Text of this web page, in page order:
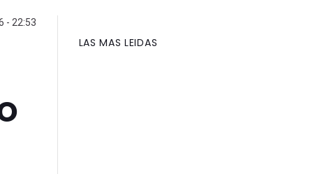
- 22:53
LAS MAS LEIDAS